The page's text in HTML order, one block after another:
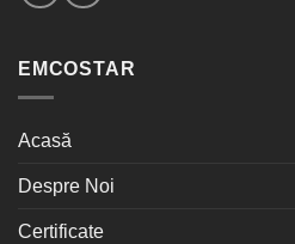
EMCOSTAR
Acasă
Despre Noi
Certificate